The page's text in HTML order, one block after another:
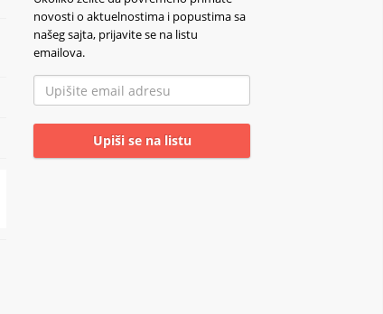
novosti o aktuelnostima i popustima sa
našeg sajta, prijavite se na listu
emailova.